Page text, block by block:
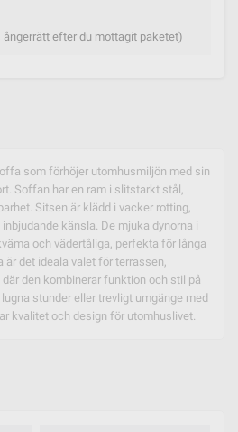
ångerrätt efter du mottagit paketet)
som förhöjer utomhusmiljön med sin
Soffan har en ram i slitstarkt stål,
Sitsen är klädd i vacker rotting,
känsla. De mjuka dynorna i
och vädertåliga, perfekta för långa
är det ideala valet för terrassen,
den kombinerar funktion och stil på
stunder eller trevligt umgänge med
kvalitet och design för utomhuslivet.